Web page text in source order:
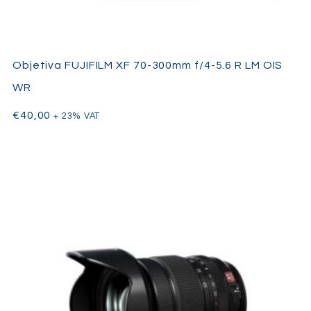
Objetiva FUJIFILM XF 70-300mm f/4-5.6 R LM OIS
WR
€40,00 + 23% VAT